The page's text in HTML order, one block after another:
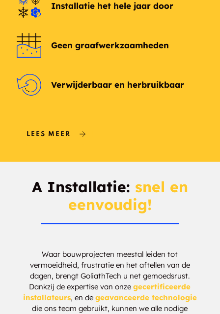
Installatie het hele jaar door
Geen graafwerkzaamheden
Verwijderbaar en herbruikbaar
LEES MEER
A Installatie: snel en
eenvoudig!
Waar bouwprojecten meestal leiden tot
vermoeidheid, frustratie en het aftellen van de
dagen, brengt GoliathTech u net gemoedsrust.
Dankzij de expertise van onzegecertificeerde
installateurs, en de geavanceerde technologie
die ons team gebruikt, kunnen we alle nodige